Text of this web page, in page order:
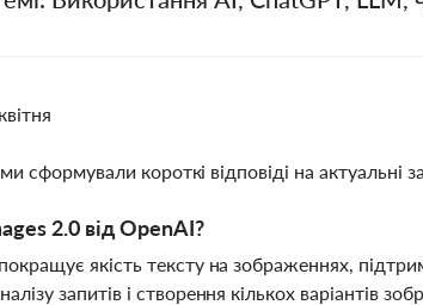
сформували короткі відповіді на актуальні
2.0 від OpenAI?
якість тексту на зображеннях,
запитів і створення кількох варіантів